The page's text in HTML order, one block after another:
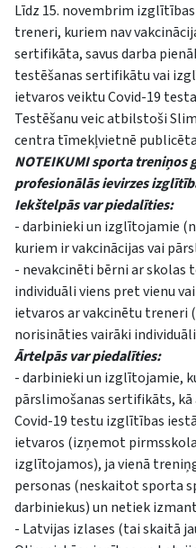
Līdz 15. novembrim
treneri, kuriem nav
sertifikāta, savus darba
testēšanas sertifikātu vai
ietvaros veiktu Covid-19
Testēšanu veic atbilstoši
centra tīmekļvietnē
NOTEIKUMI sporta
profesionālās ievirzes
Iekštelpās var piedalīties:
- darbinieki un izglītojamie
kuriem ir vakcinācijas vai
- nevakcinēti bērni ar
individuāli viens pret vienu
ietvaros ar vakcinētu treneri
norisināties vairāki
Ārtelpās var piedalīties:
- darbinieki un izglītojamie,
pārslimošanas sertifikāts,
Covid-19 testu izglītības
ietvaros (izņemot
izglītojamos), ja vienā
personas (neskaitot sporta
darbiniekus) un netiek
- Latvijas izlases (tai skaitā